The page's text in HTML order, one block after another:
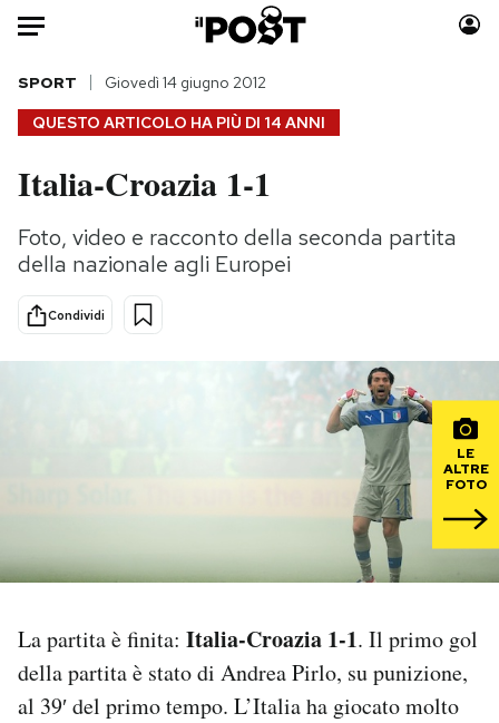
Auto
HOME
Italia
Politica
Internet
Consumismi
Europa
Altrecose
Mondiali calcio 2026
I MIEI PREFERITI
QUESTO ARTICOLO HA PIÙ DI 14 ANNI
SPORT Giovedì 14 giugno 2012
Italia-Croazia 1-1
Foto, video e racconto della seconda partita
della nazionale agli Europei
Condividi
LE
ALTRE
FOTO
La partita è finita: Italia-Croazia 1-1. Il primo gol
della partita è stato di Andrea Pirlo, su punizione,
al 39′ del primo tempo. L’Italia ha giocato molto